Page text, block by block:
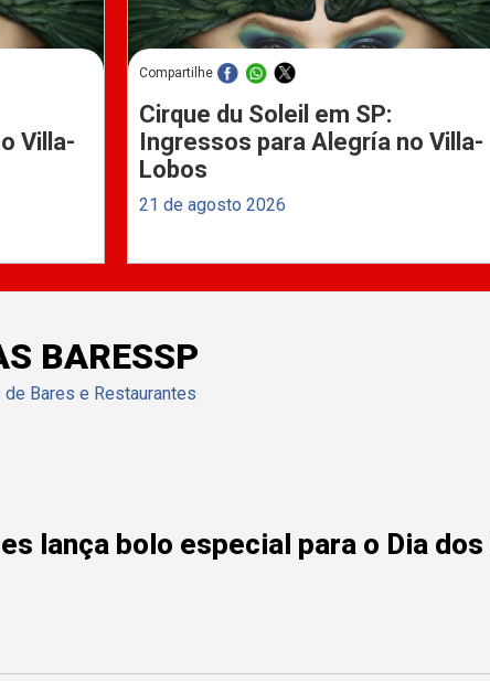
Villa-
Compartilhe
Cirque du Soleil em SP:
Ingressos para Alegría no Villa-
Lobos
21 de agosto 2026
BARESSP
Bares e Restaurantes
lança bolo especial para o Dia dos